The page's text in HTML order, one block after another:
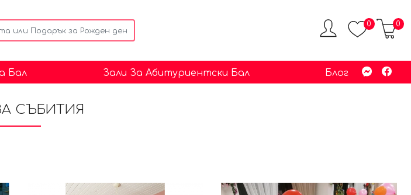
0 0
Бал Зали За Абитуриентски Бал Блог
СЪБИТИЯ